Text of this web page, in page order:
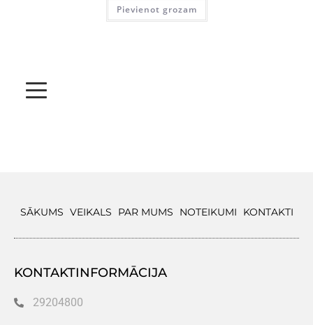
Pievienot grozam
SĀKUMS VEIKALS PAR MUMS NOTEIKUMI KONTAKTI
KONTAKTINFORMĀCIJA
29204800